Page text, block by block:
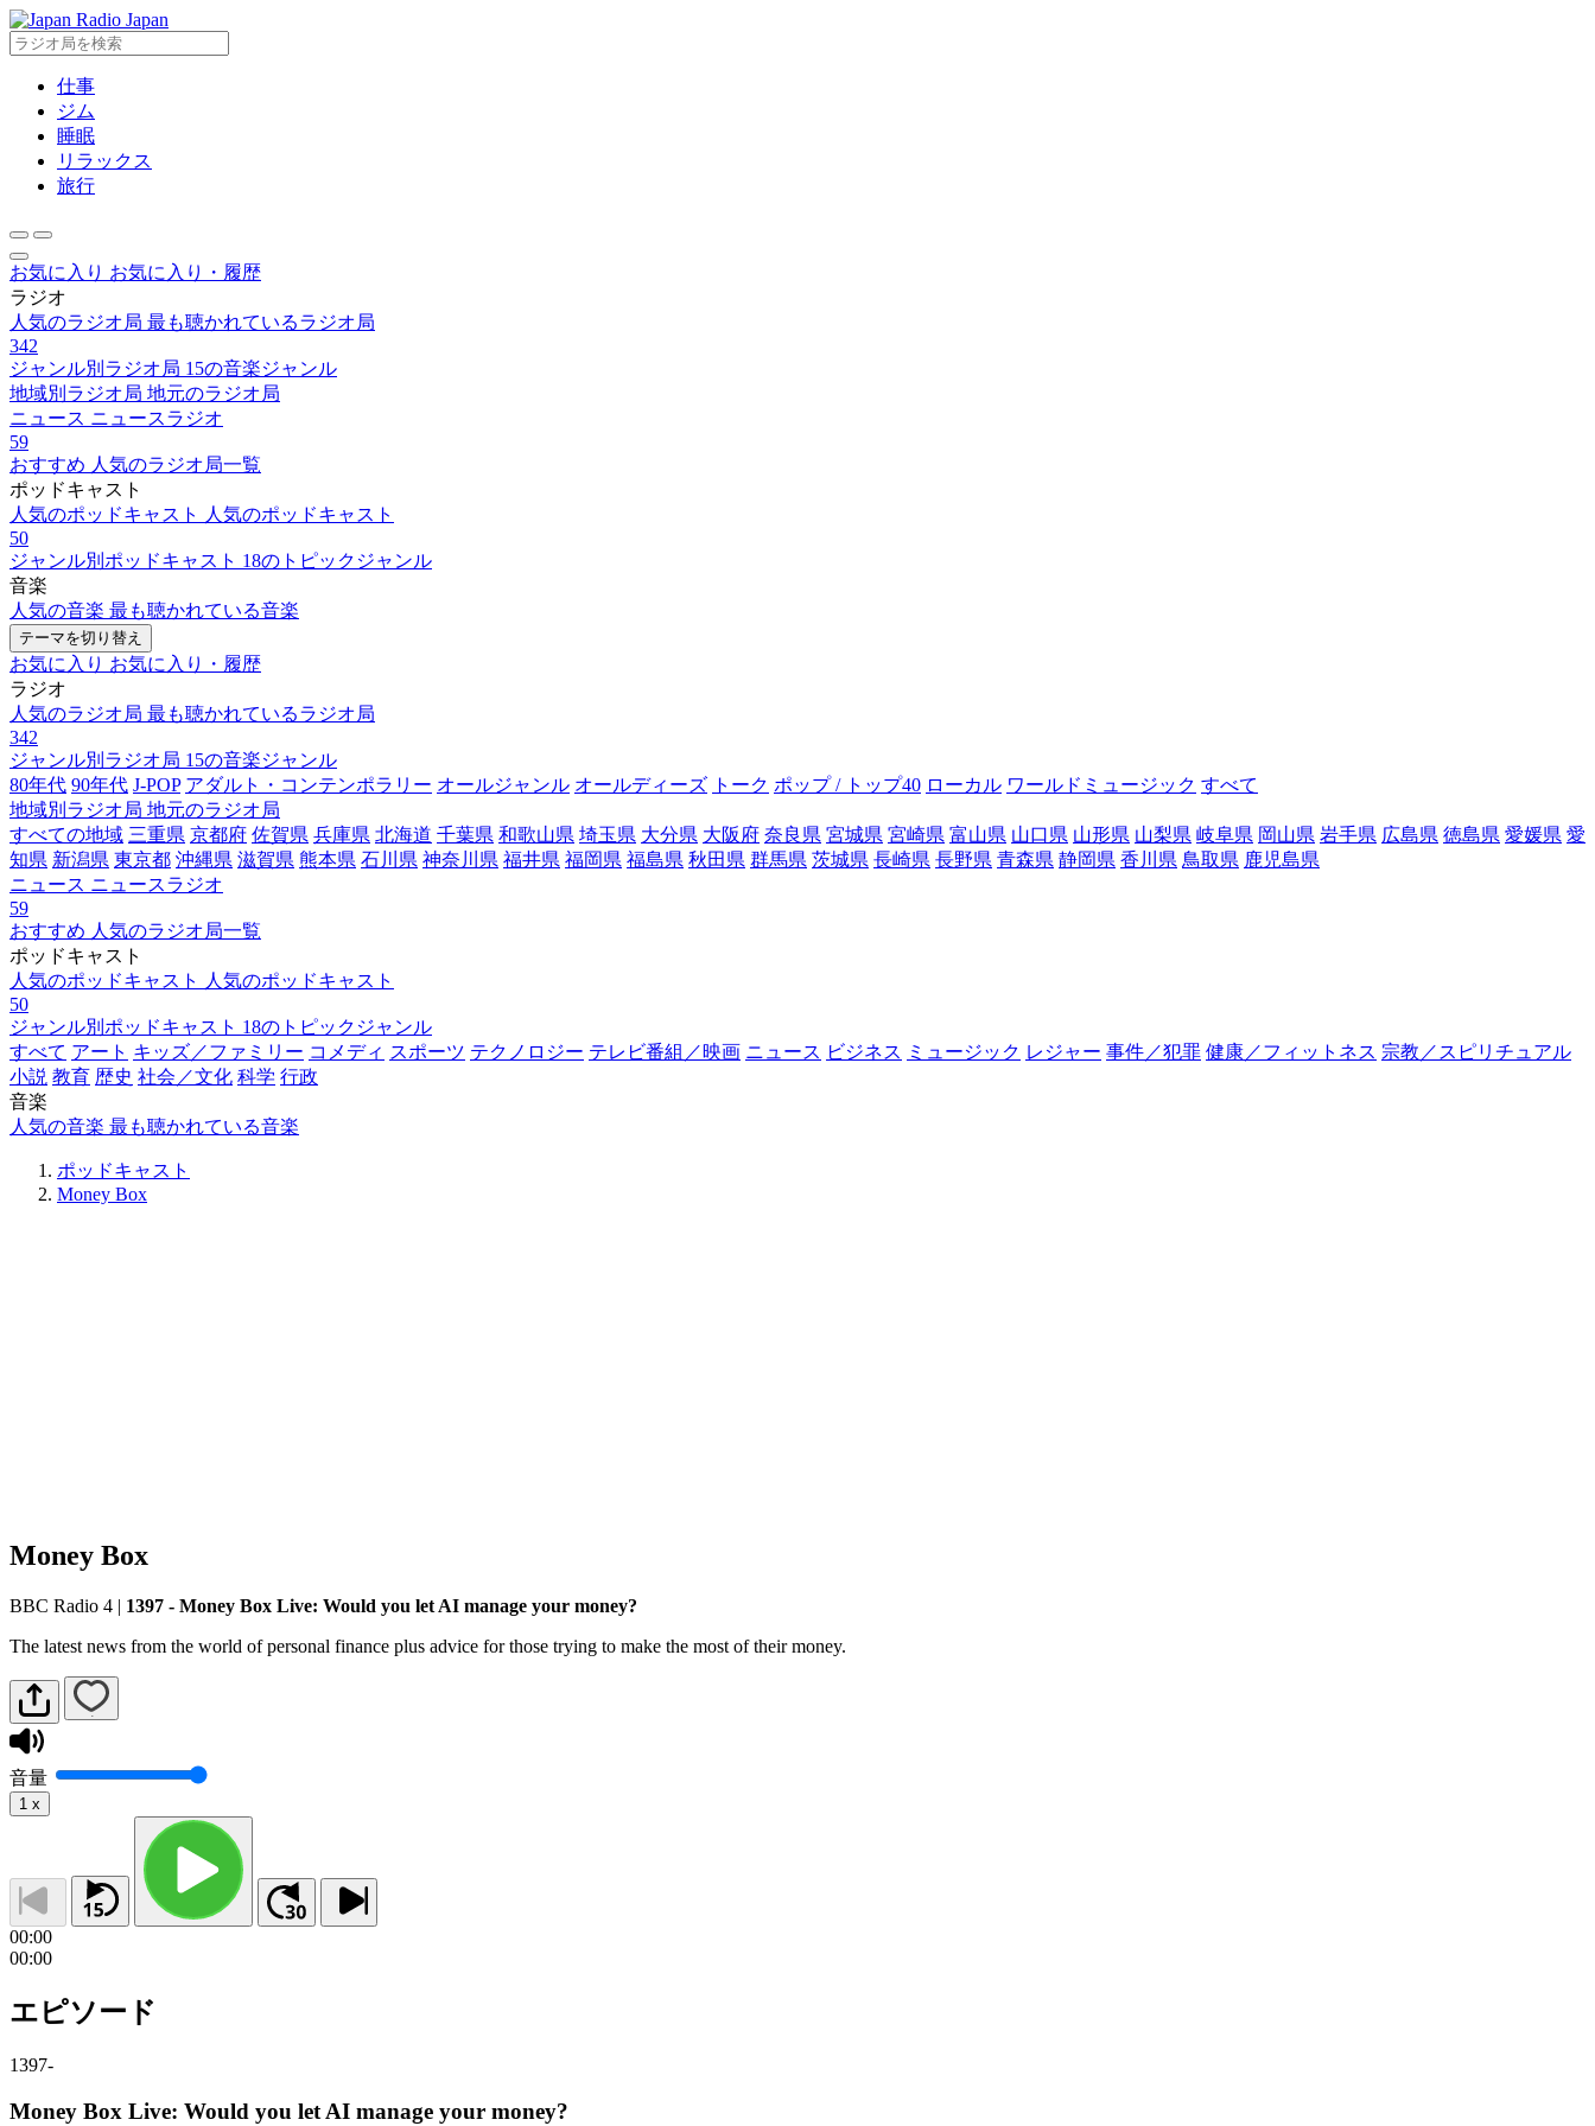
Radio Japan
仕事
ジム
睡眠
リラックス
旅行
お気に入り お気に入り・履歴
ラジオ
人気のラジオ局 最も聴かれているラジオ局
342
ジャンル別ラジオ局 15の音楽ジャンル
地域別ラジオ局 地元のラジオ局
ニュース ニュースラジオ
59
おすすめ 人気のラジオ局一覧
ポッドキャスト
人気のポッドキャスト
人気のポッドキャスト
50
ジャンル別ポッドキャスト 18のトピックジャンル
音楽
人気の音楽 最も聴かれている音楽
テーマを切り替え
お気に入り お気に入り・履歴
ラジオ
人気のラジオ局 最も聴かれているラジオ局
342
ジャンル別ラジオ局 15の音楽ジャンル
80年代 90年代 J-POP アダルト・コンテンポラリー オールジャンル オールディーズ トーク ポップ / トップ40 ローカル ワールドミュージック すべて
地域別ラジオ局 地元のラジオ局
すべての地域 三重県 京都府 佐賀県 兵庫県 北海道 千葉県 和歌山県 埼玉県 大分県 大阪府 奈良県 宮城県 宮崎県 富山県 山口県 山形県 山梨県 岐阜県 岡山県 岩手県 広島県 徳島県 愛媛県 愛
知県 新潟県 東京都 沖縄県 滋賀県 熊本県 石川県 神奈川県 福井県 福岡県 福島県 秋田県 群馬県 茨城県 長崎県 長野県 青森県 静岡県 香川県 鳥取県 鹿児島県
ニュース ニュースラジオ
59
おすすめ 人気のラジオ局一覧
ポッドキャスト
人気のポッドキャスト
人気のポッドキャスト
50
ジャンル別ポッドキャスト 18のトピックジャンル
すべて アート キッズ／ファミリー コメディ スポーツ テクノロジー テレビ番組／映画 ニュース ビジネス ミュージック レジャー 事件／犯罪 健康／フィットネス 宗教／スピリチュアル
小説 教育 歴史 社会／文化 科学 行政
音楽
人気の音楽 最も聴かれている音楽
ポッドキャスト
Money Box
Money Box
BBC Radio 4 | 1397 - Money Box Live: Would you let AI manage your money?
The latest news from the world of personal finance plus advice for those trying to make the most of their money.
音量
1 x
00:00
00:00
エピソード
1397-
Money Box Live: Would you let AI manage your money?